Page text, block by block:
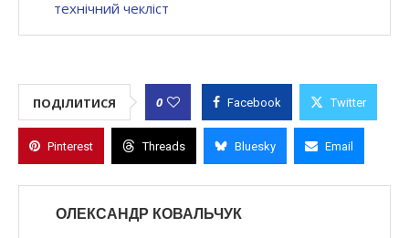
технічний чекліст
ПОДІЛИТИСЯ 0 Facebook Twitter
Pinterest Threads Bluesky Email
ОЛЕКСАНДР КОВАЛЬЧУК